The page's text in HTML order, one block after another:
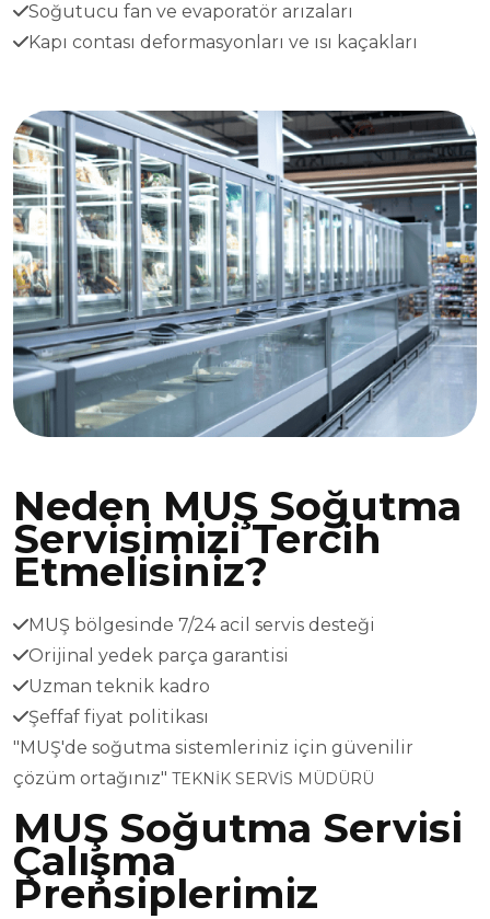
Soğutucu fan ve evaporatör arızaları
Kapı contası deformasyonları ve ısı kaçakları
Neden MUŞ Soğutma
Servisimizi Tercih
Etmelisiniz?
MUŞ bölgesinde 7/24 acil servis desteği
Orijinal yedek parça garantisi
Uzman teknik kadro
Şeffaf fiyat politikası
"MUŞ'de soğutma sistemleriniz için güvenilir
çözüm ortağınız" TEKNİK SERVİS MÜDÜRÜ
MUŞ Soğutma Servisi
Çalışma
Prensiplerimiz